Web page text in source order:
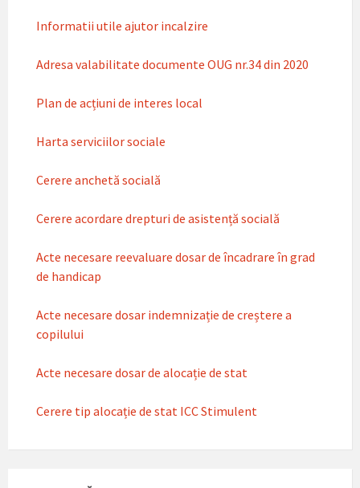
Informatii utile ajutor incalzire
Adresa valabilitate documente OUG nr.34 din 2020
Plan de acțiuni de interes local
Harta serviciilor sociale
Cerere anchetă socială
Cerere acordare drepturi de asistență socială
Acte necesare reevaluare dosar de încadrare în grad
de handicap
Acte necesare dosar indemnizație de creștere a
copilului
Acte necesare dosar de alocație de stat
Cerere tip alocație de stat ICC Stimulent